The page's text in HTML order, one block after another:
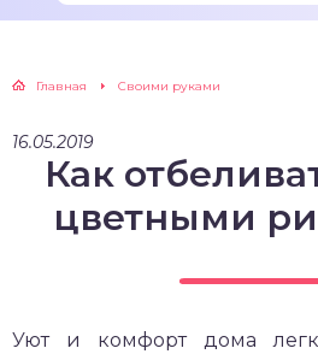
Главная Своими руками
16.05.2019
Как
цветными
Уют и комфорт дома